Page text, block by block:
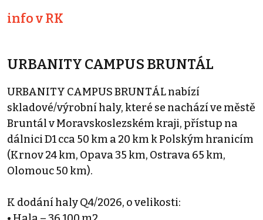
info v RK
URBANITY CAMPUS BRUNTÁL
URBANITY CAMPUS BRUNTÁL nabízí
skladové/výrobní haly, které se nachází ve městě
Bruntál v Moravskoslezském kraji, přístup na
dálnici D1 cca 50 km a 20 km k Polským hranicím
(Krnov 24 km, Opava 35 km, Ostrava 65 km,
Olomouc 50 km).
K dodání haly Q4/2026, o velikosti: